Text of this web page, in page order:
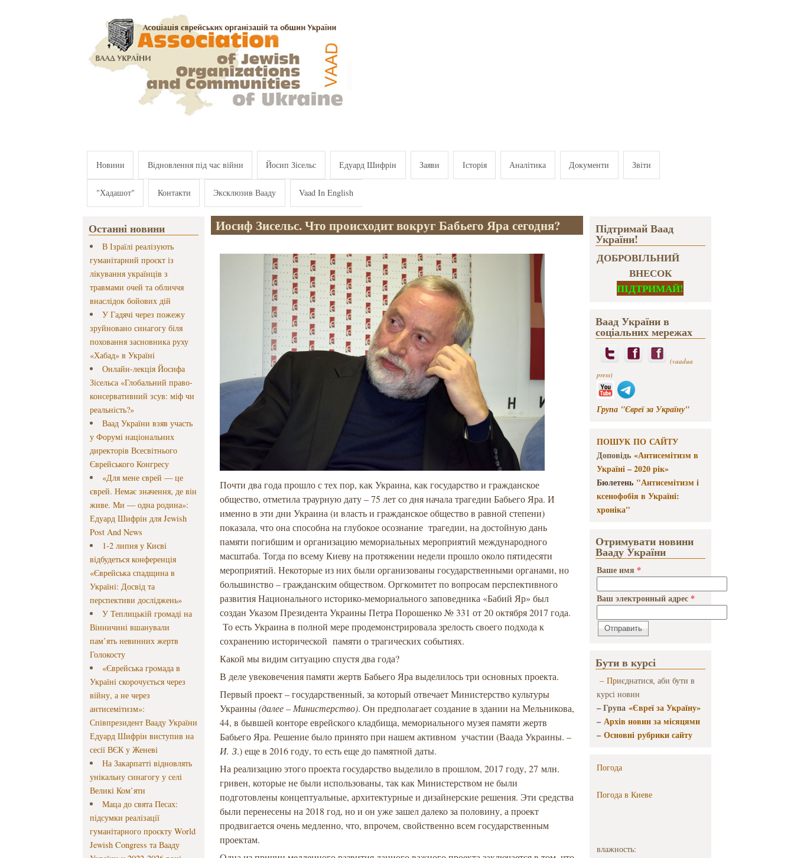
Новини Відновлення під час війни Йосип Зісельс Едуард Шифрін Заяви Історія Аналітика Документи Звіти
"Хадашот" Контакти Эксклюзив Вааду Vaad In English
Останні новини
В Ізраїлі реалізують
гуманітарний проєкт із
лікування українців з
травмами очей та обличчя
внаслідок бойових дій
У Гадячі через пожежу
зруйновано синагогу біля
поховання засновника руху
«Хабад» в Україні
Онлайн-лекція Йосифа
Зісельса «Глобальний право-
консервативний зсув: міф чи
реальність?»
Ваад України взяв участь
у Форумі національних
директорів Всесвітнього
Єврейського Конгресу
«Для мене єврей — це
єврей. Немає значення, де він
живе. Ми — одна родина»:
Едуард Шифрін для Jewish
Post And News
1-2 липня у Києві
відбудеться конференція
«Єврейська спадщина в
Україні: Досвід та
перспективи досліджень»
У Теплицькій громаді на
Вінничині вшанували
пам’ять невинних жертв
Голокосту
«Єврейська громада в
Україні скорочується через
війну, а не через
антисемітизм»:
Співпрезидент Вааду України
Едуард Шифрін виступив на
сесії ВЄК у Женеві
На Закарпатті відновлять
унікальну синагогу у селі
Великі Ком’яти
Маца до свята Песах:
підсумки реалізації
гуманітарного проєкту World
Jewish Congress та Вааду
Иосиф Зисельс. Что происходит вокруг Бабьего Яра сегодня?
Почти два года прошло с тех пор, как Украина, как государство и гражданское
общество, отметила траурную дату – 75 лет со дня начала трагедии Бабьего Яра. И
именно в эти дни Украина (и власть и гражданское общество в равной степени)
показала, что она способна на глубокое осознание трагедии, на достойную дань
памяти погибшим и организацию мемориальных мероприятий международного
масштаба. Тогда по всему Киеву на протяжении недели прошло около пятидесяти
мероприятий. Некоторые из них были организованы государственными органами, но
большинство – гражданским обществом. Оргкомитет по вопросам перспективного
развития Национального историко-мемориального заповедника «Бабий Яр» был
создан Указом Президента Украины Петра Порошенко № 331 от 20 октября 2017 года.
То есть Украина в полной мере продемонстрировала зрелость своего подхода к
сохранению исторической памяти о трагических событиях.
Какой мы видим ситуацию спустя два года?
В деле увековечения памяти жертв Бабьего Яра выделилось три основных проекта.
Первый проект – государственный, за который отвечает Министерство культуры
Украины(далее – Министерство). Он предполагает создание в здании на Мельникова,
44, в бывшей конторе еврейского кладбища, мемориального музея памяти жертв
Бабьего Яра. Решение было принято при нашем активном участии (Ваада Украины. –
И. З.) еще в 2016 году, то есть еще до памятной даты.
На реализацию этого проекта государство выделило в прошлом, 2017 году, 27 млн.
гривен, которые не были использованы, так как Министерством не были
подготовлены концептуальные, архитектурные и дизайнерские решения. Эти средства
были перенесены на 2018 год, но и он уже зашел далеко за половину, а проект
продвигается очень медленно, что, впрочем, свойственно всем государственным
проектам.
Підтримай Ваад
України!
ДОБРОВІЛЬНИЙ
ВНЕСОК
ПІДТРИМАЙ!
Ваад України в
соціальних мережах
(vaadua
press)
Група "Євреї за Україну"
ПОШУК ПО САЙТУ
Доповідь «Антисемітизм в
Україні – 2020 рік»
Бюлетень "Антисемітизм і
ксенофобія в Україні:
хроніка"
Отримувати новини
Вааду України
Ваше имя *
Ваш электронный адрес *
Бути в курсі
– Приєднатися, аби бути в
курсі новин
– Група «Євреї за Україну»
–Архів новин за місяцями
–Основні рубрики сайту
Погода
Погода в Киеве
влажность: